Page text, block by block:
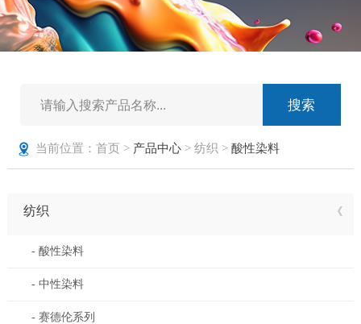
当前位置：首页 > 产品中心> 纺织 >酸性染料
纺织
- 酸性染料
- 中性染料
- 赛德伦系列